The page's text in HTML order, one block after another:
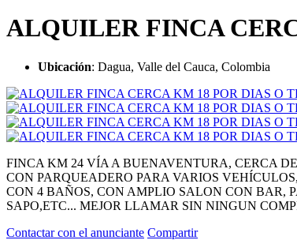
ALQUILER FINCA
Ubicación: Dagua, Valle del Cauca, Colombia
FINCA KM 24 VÍA A BUENAVENTURA, CERCA
CON PARQUEADERO PARA VARIOS
CON 4 BAÑOS, CON AMPLIO SALON CON BAR,
SAPO,ETC... MEJOR LLAMAR SIN NINGUN
Contactar con el anunciante Compartir